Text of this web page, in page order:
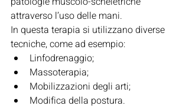
attraverso l’uso delle mani.
In questa terapia si utilizzano diverse
tecniche, come ad esempio:
Linfodrenaggio;
Massoterapia;
Mobilizzazioni degli arti;
Modifica della postura.